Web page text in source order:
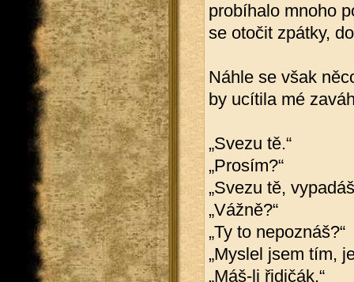
probíhalo mnoho
se otočit zpátky,
Náhle se však
by ucítila mé
„Svezu tě.“
„Prosím?“
„Svezu tě,
„Vážně?“
„Ty to nepoznáš?“
„Myslel jsem tím,
„Máš-li řidičák.“